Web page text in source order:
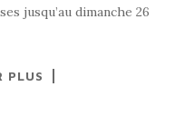
jusqu’au dimanche 26
PLUS